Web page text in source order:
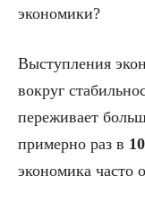
экономики?
Выступления
вокруг
переживает
примерно раз в
экономика часто